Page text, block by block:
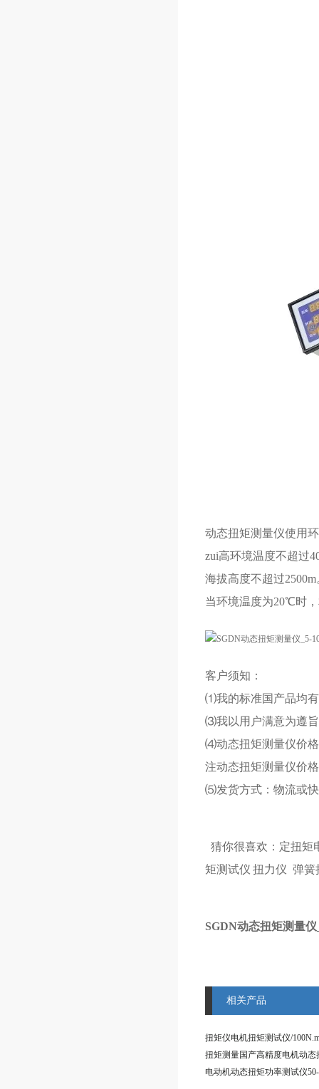
动态扭矩测量仪使用
zui高环境温度不超过
海拔高度不超过2500m
当环境温度为20℃时
客户须知：
⑴我的标准国产品均
⑶我以用户满意为遵
⑷动态扭矩测量仪价
注动态扭矩测量仪价
⑸发货方式：物流或
猜你很喜欢： 定扭矩
矩测试仪 扭力仪 弹簧
SGDN动态扭矩测量
相关产品